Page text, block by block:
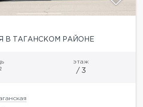
В ТАГАНСКОМ РАЙОНЕ
этаж
/ 3